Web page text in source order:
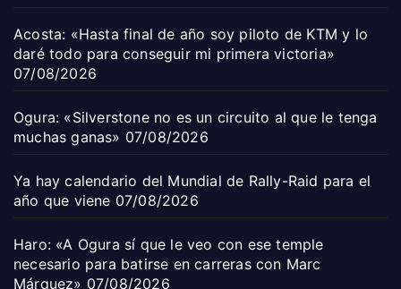
Acosta: «Hasta final de año soy piloto de KTM y lo
daré todo para conseguir mi primera victoria»
07/08/2026
Ogura: «Silverstone no es un circuito al que le tenga
muchas ganas» 07/08/2026
Ya hay calendario del Mundial de Rally-Raid para el
año que viene 07/08/2026
Haro: «A Ogura sí que le veo con ese temple
necesario para batirse en carreras con Marc
Márquez» 07/08/2026